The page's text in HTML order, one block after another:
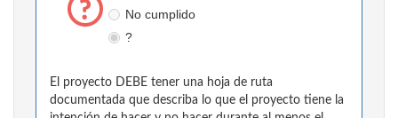
No cumplido
?
El proyecto DEBE tener una hoja de ruta
documentada que describa lo que el proyecto tiene la